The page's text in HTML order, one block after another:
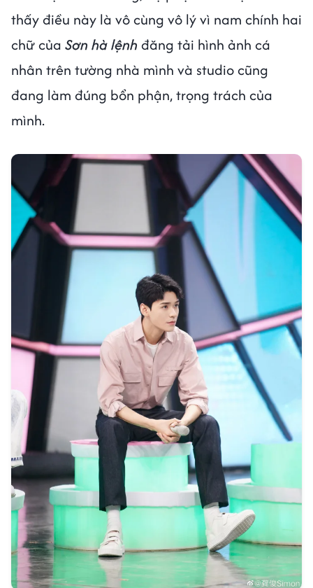
thấy điều này là vô cùng vô lý vì nam chính hai
chữ của Sơn hà lệnh đăng tải hình ảnh cá
nhân trên tường nhà mình và studio cũng
đang làm đúng bổn phận, trọng trách của
mình.